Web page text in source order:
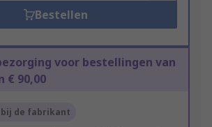
Bestellen
voor bestellingen van
€ 90,00
de fabrikant